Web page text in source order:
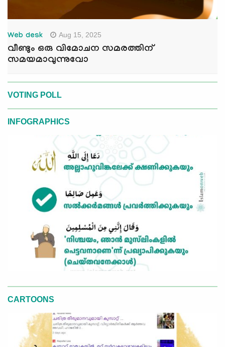
Web desk Aug 15, 2025
വീണ്ടും ഒരു വിമോചന സമരത്തിന്
സമയമാവുന്നുവോ
VOTING POLL
INFOGRAPHICS
CARTOONS